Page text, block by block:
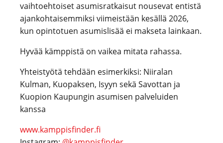
vaihtoehtoiset asumisratkaisut nousevat entistä
ajankohtaisemmiksi viimeistään kesällä 2026,
kun opintotuen asumislisää ei makseta lainkaan.
Hyvää kämppistä on vaikea mitata rahassa.
Yhteistyötä tehdään esimerkiksi: Niiralan
Kulman, Kuopaksen, Isyyn sekä Savottan ja
Kuopion Kaupungin asumisen palveluiden
kanssa
www.kamppisfinder.fi